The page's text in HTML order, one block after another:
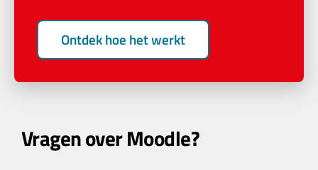
Ontdek hoe het werkt
Vragen over Moodle?